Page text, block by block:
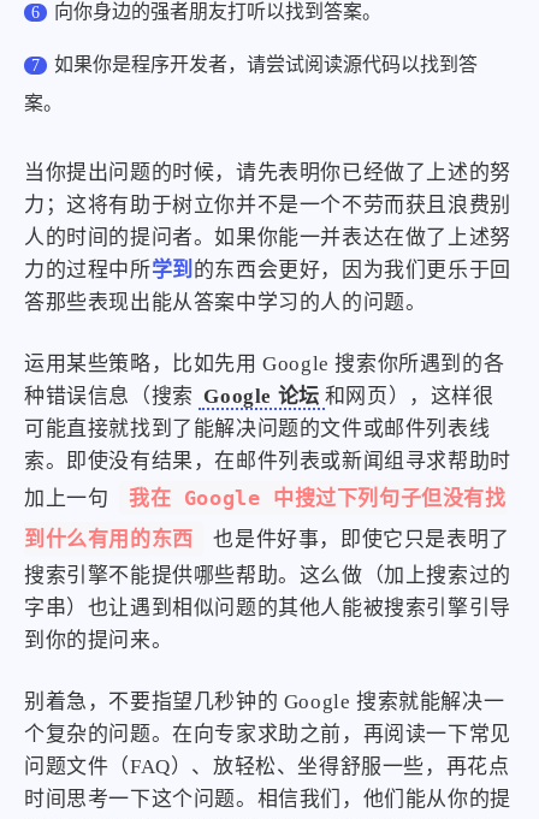
向你身边的强者朋友打听以找到答案。
如果你是程序开发者，请尝试阅读源代码以找到答
案。
当你提出问题的时候，请先表明你已经做了上述的努
力；这将有助于树立你并不是一个不劳而获且浪费别
人的时间的提问者。如果你能一并表达在做了上述努
力的过程中所学到 的东西会更好，因为我们更乐于回
答那些表现出能从答案中学习的人的问题。
运用某些策略，比如先用 Google 搜索你所遇到的各
种错误信息（搜索 Google 论坛 和网页），这样很
可能直接就找到了能解决问题的文件或邮件列表线
索。即使没有结果，在邮件列表或新闻组寻求帮助时
加上一句
我在 Google 中搜过下列句子但没有找
到什么有用的东西
也是件好事，即使它只是表明了
搜索引擎不能提供哪些帮助。这么做（加上搜索过的
字串）也让遇到相似问题的其他人能被搜索引擎引导
到你的提问来。
别着急，不要指望几秒钟的 Google 搜索就能解决一
个复杂的问题。在向专家求助之前，再阅读一下常见
问题文件（FAQ）、放轻松、坐得舒服一些，再花点
时间思考一下这个问题。相信我们，他们能从你的提